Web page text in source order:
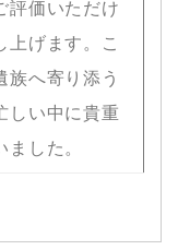
評価いただけ
上げます。こ
族へ寄り添う
しい中に貴重
した。